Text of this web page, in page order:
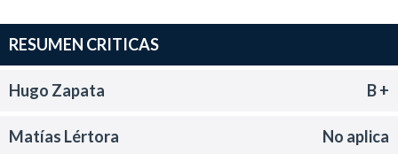
RESUMEN CRITICAS
Hugo Zapata B +
Matías Lértora No aplica